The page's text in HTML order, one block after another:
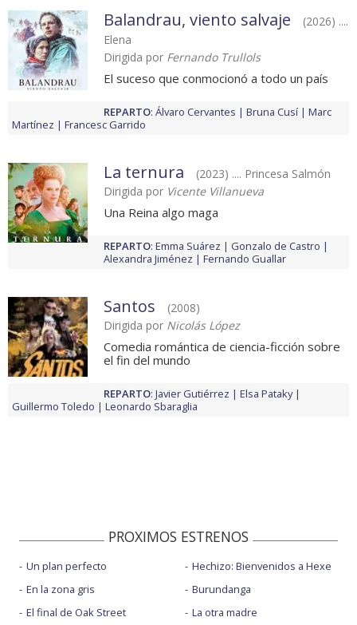
Balandrau, viento salvaje
(2026) ....
Elena
Dirigida por Fernando Trullols
El suceso que conmocionó a todo un país
REPARTO: Álvaro Cervantes Bruna Cusí
Marc
Martínez
Francesc Garrido
La ternura
(2023) .... Princesa Salmón
Dirigida por Vicente Villanueva
Una Reina algo maga
REPARTO: Emma Suárez
Gonzalo de Castro
Alexandra Jiménez
Fernando Guallar
Santos
(2008)
Dirigida por Nicolás López
Comedia romántica de ciencia-ficción sobre
el fin del mundo
REPARTO: Javier Gutiérrez
Elsa Pataky
Guillermo Toledo
Leonardo Sbaraglia
PROXIMOS ESTRENOS
Un plan perfecto
En la zona gris
El final de Oak Street
Hechizo: Bienvenidos a Hexe
Burundanga
La otra madre